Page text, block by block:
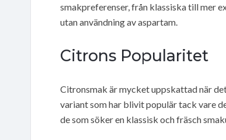
smakpreferenser, från klassiska till mer
utan användning av aspartam.
Citrons Popularitet
Citronsmak är mycket uppskattad när
variant som har blivit populär tack vare
de som söker en klassisk och fräsch